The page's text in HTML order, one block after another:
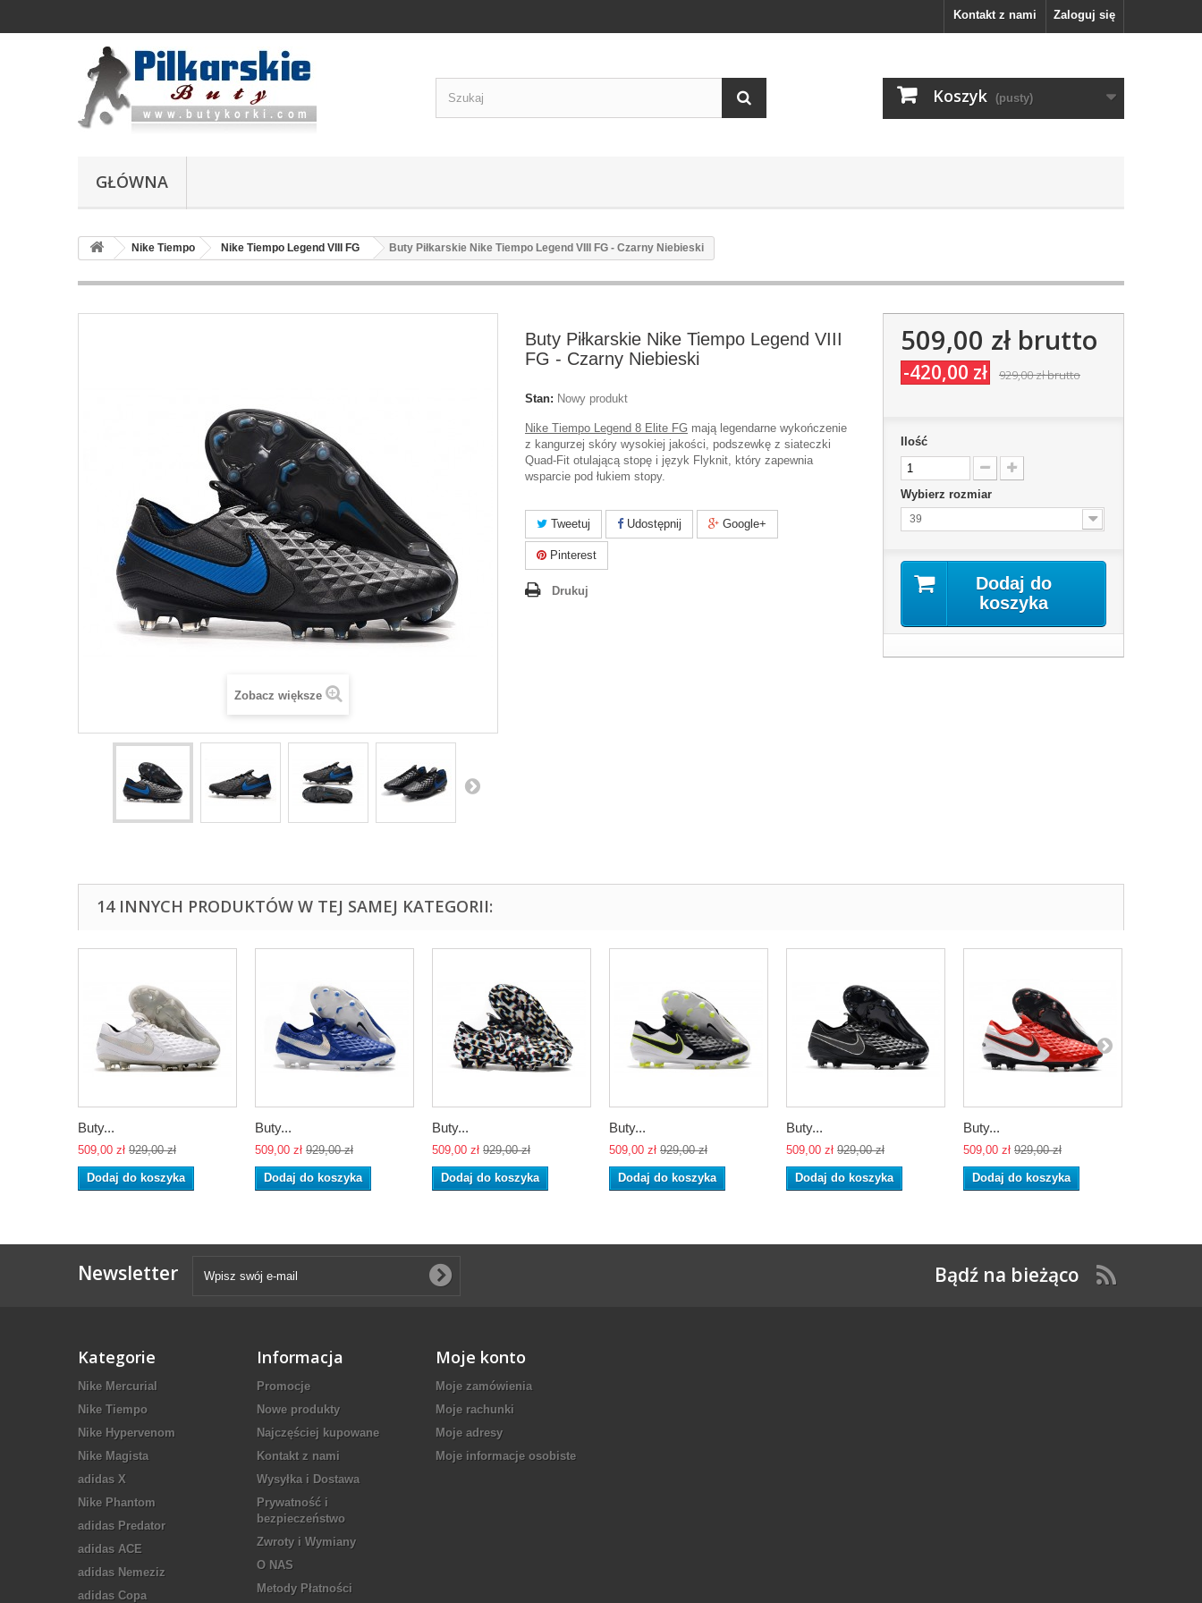
Zaloguj się
Kontakt z nami
Koszyk (pusty)
GŁÓWNA
Nike Tiempo Nike Tiempo Legend VIII FG Buty Piłkarskie Nike Tiempo Legend VIII FG - Czarny Niebieski
Zobacz większe
Buty Piłkarskie Nike Tiempo Legend VIII
FG - Czarny Niebieski
Stan: Nowy produkt
Nike Tiempo Legend 8 Elite FG mają legendarne wykończenie
z kangurzej skóry wysokiej jakości, podszewkę z siateczki
Quad-Fit otulającą stopę i język Flyknit, który zapewnia
wsparcie pod łukiem stopy.
Tweetuj Udostępnij Google+
Pinterest
Drukuj
509,00 złbrutto
-420,00 zł 929,00 złbrutto
Ilość
Wybierz rozmiar
39
Dodaj do
koszyka
14 INNYCH PRODUKTÓW W TEJ SAMEJ KATEGORII:
Buty...
509,00 zł 929,00 zł
Dodaj do koszyka
Buty...
509,00 zł 929,00 zł
Dodaj do koszyka
Buty...
509,00 zł 929,00 zł
Dodaj do koszyka
Buty...
509,00 zł 929,00 zł
Dodaj do koszyka
Buty...
509,00 zł 929,00 zł
Dodaj do koszyka
Buty...
509,00 zł 929,00 zł
Dodaj do koszyka
Newsletter Bądź na bieżąco
Kategorie
Nike Mercurial
Nike Tiempo
Nike Hypervenom
Nike Magista
adidas X
Nike Phantom
adidas Predator
adidas ACE
adidas Nemeziz
adidas Copa
Informacja
Promocje
Nowe produkty
Najczęściej kupowane
Kontakt z nami
Wysyłka i Dostawa
Prywatność i
bezpieczeństwo
Zwroty i Wymiany
O NAS
Metody Płatności
Moje konto
Moje zamówienia
Moje rachunki
Moje adresy
Moje informacje osobiste